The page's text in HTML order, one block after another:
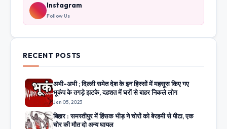
Instagram
Follow Us
RECENT POSTS
अभी-अभी ; दिल्ली समेत देश के इन हिस्सों में महसूस किए गए
भूकंप के तगड़े झटके, दहशत में घरों से बाहर निकले लोग
Jan 05, 2023
बिहार : समस्तीपुर में हिंसक भीड़ ने चोरों को बेरहमी से पीटा, एक
चोर की मौत दो अन्य घायल